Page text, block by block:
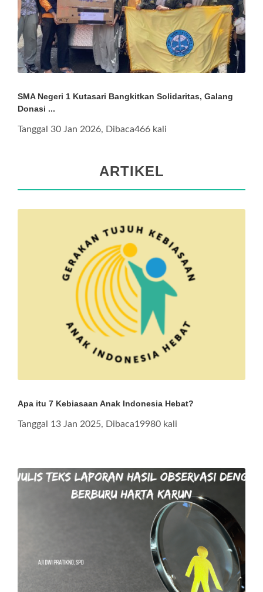
SMA Negeri 1 Kutasari Bangkitkan Solidaritas, Galang
Donasi ...
Tanggal 30 Jan 2026, Dibaca466 kali
ARTIKEL
Apa itu 7 Kebiasaan Anak Indonesia Hebat?
Tanggal 13 Jan 2025, Dibaca19980 kali